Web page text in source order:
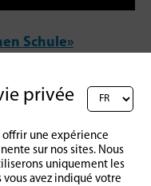
Schule»
privée
offrir une expérience
sur nos sites. Nous
uniquement les
avez indiqué votre